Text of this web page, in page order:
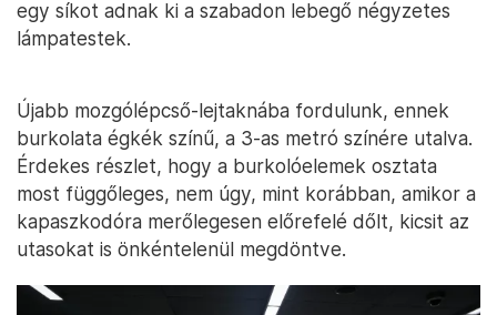
egy síkot adnak ki a szabadon lebegő négyzetes
lámpatestek.
Újabb mozgólépcső-lejtaknába fordulunk, ennek
burkolata égkék színű, a 3-as metró színére utalva.
Érdekes részlet, hogy a burkolóelemek osztata
most függőleges, nem úgy, mint korábban, amikor a
kapaszkodóra merőlegesen előrefelé dőlt, kicsit az
utasokat is önkéntelenül megdöntve.